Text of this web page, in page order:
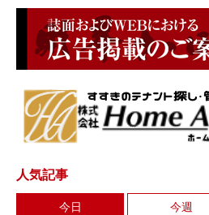
人気記事
今日 今週